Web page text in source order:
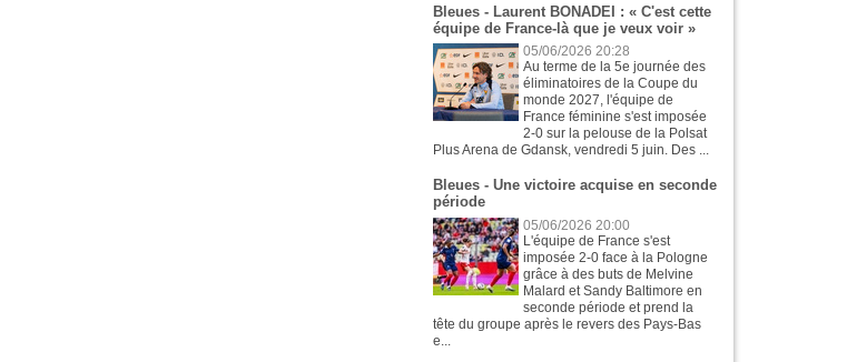
Bleues - Laurent BONADEI : « C'est cette
équipe de France-là que je veux voir »
05/06/2026 20:28
Au terme de la 5e journée des
éliminatoires de la Coupe du
monde 2027, l'équipe de
France féminine s'est imposée
2-0 sur la pelouse de la Polsat
Plus Arena de Gdansk, vendredi 5 juin. Des ...
Bleues - Une victoire acquise en seconde
période
05/06/2026 20:00
L'équipe de France s'est
imposée 2-0 face à la Pologne
grâce à des buts de Melvine
Malard et Sandy Baltimore en
seconde période et prend la
tête du groupe après le revers des Pays-Bas
e...